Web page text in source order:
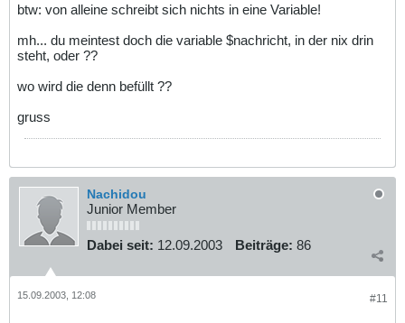
btw: von alleine schreibt sich nichts in eine Variable!
mh... du meintest doch die variable $nachricht, in der nix drin
steht, oder ??
wo wird die denn befüllt ??
gruss
Nachidou
Junior Member
Dabei seit: 12.09.2003 Beiträge: 86
#11
15.09.2003, 12:08